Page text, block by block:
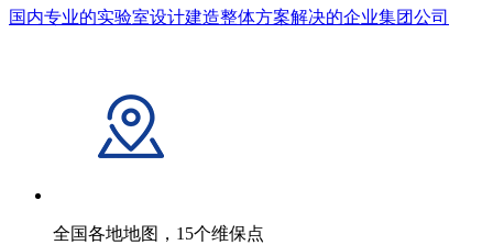
国内专业的实验室设计建造整体方案解决的企业集团公司
全国各地地图，15个维保点